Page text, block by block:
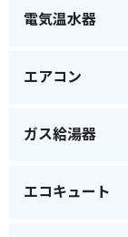
電気温水器
エアコン
ガス給湯器
エコキュート